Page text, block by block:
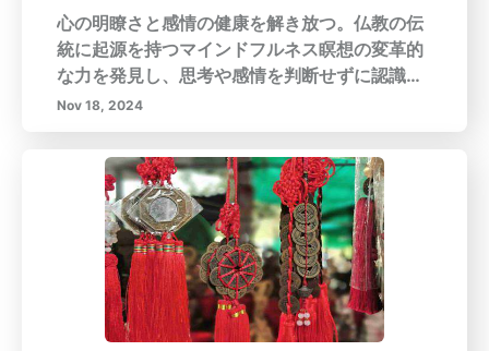
心の明瞭さと感情の健康を解き放つ。仏教の伝
統に起源を持つマインドフルネス瞑想の変革的
な力を発見し、思考や感情を判断せずに認識し
ながら、現在の瞬間に生きることを奨励しま
す。この包括的なガイドでは、マインドフルネ
ス瞑想の基本、メンタルヘルスに対する数々の
利点、日常生活にマインドフルネスを取り入れ
る実用的な方法を探ります。マインドフルネス
瞑想を理解する現在に注意を集中し、ストレス
を減少させ、精神的な健康を向上させるための
マインドフルネス瞑想の核心原則に深く掘り下
げます。呼吸の意識やマインドフル観察などの
技術を探求し、平和と明瞭さを育てます。メン
Nov 18, 2024